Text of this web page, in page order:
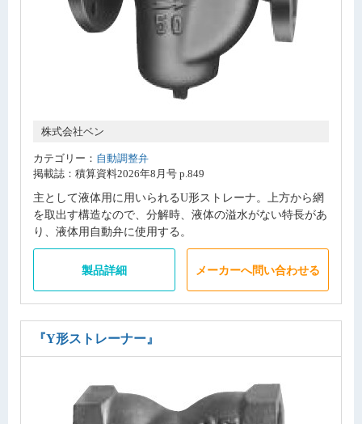
株式会社ベン
カテゴリー： 自動調整弁
掲載誌：積算資料2026年8月号 p.849
主として液体用に用いられるU形ストレーナ。上方から網
を取出す構造なので、分解時、液体の溢水がない特長があ
り、液体用自動弁に使用する。
製品詳細 メーカーへ問い合わせる
『Y形ストレーナー』